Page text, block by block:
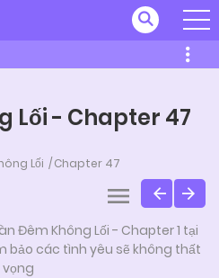
Lối - Chapter 47
Lối Chapter 47
Đêm Không Lối - Chapter 1 tại
bảo các tình yêu sẽ không thất
vọng